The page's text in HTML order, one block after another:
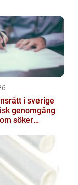
i sverige
genomgång
söker